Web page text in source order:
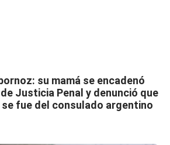
su mamá se encadenó
Justicia Penal y denunció que
fue del consulado argentino